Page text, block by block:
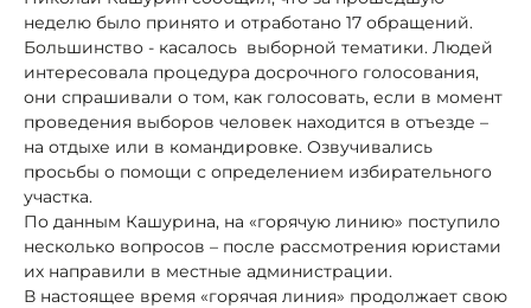
неделю было принято и отработано 17 обращений.
Большинство - касалось выборной тематики. Людей
интересовала процедура досрочного голосования,
они спрашивали о том, как голосовать, если в момент
проведения выборов человек находится в отъезде –
на отдыхе или в командировке. Озвучивались
просьбы о помощи с определением избирательного
участка.
По данным Кашурина, на «горячую линию» поступило
несколько вопросов – после рассмотрения юристами
их направили в местные администрации.
В настоящее время «горячая линия» продолжает свою